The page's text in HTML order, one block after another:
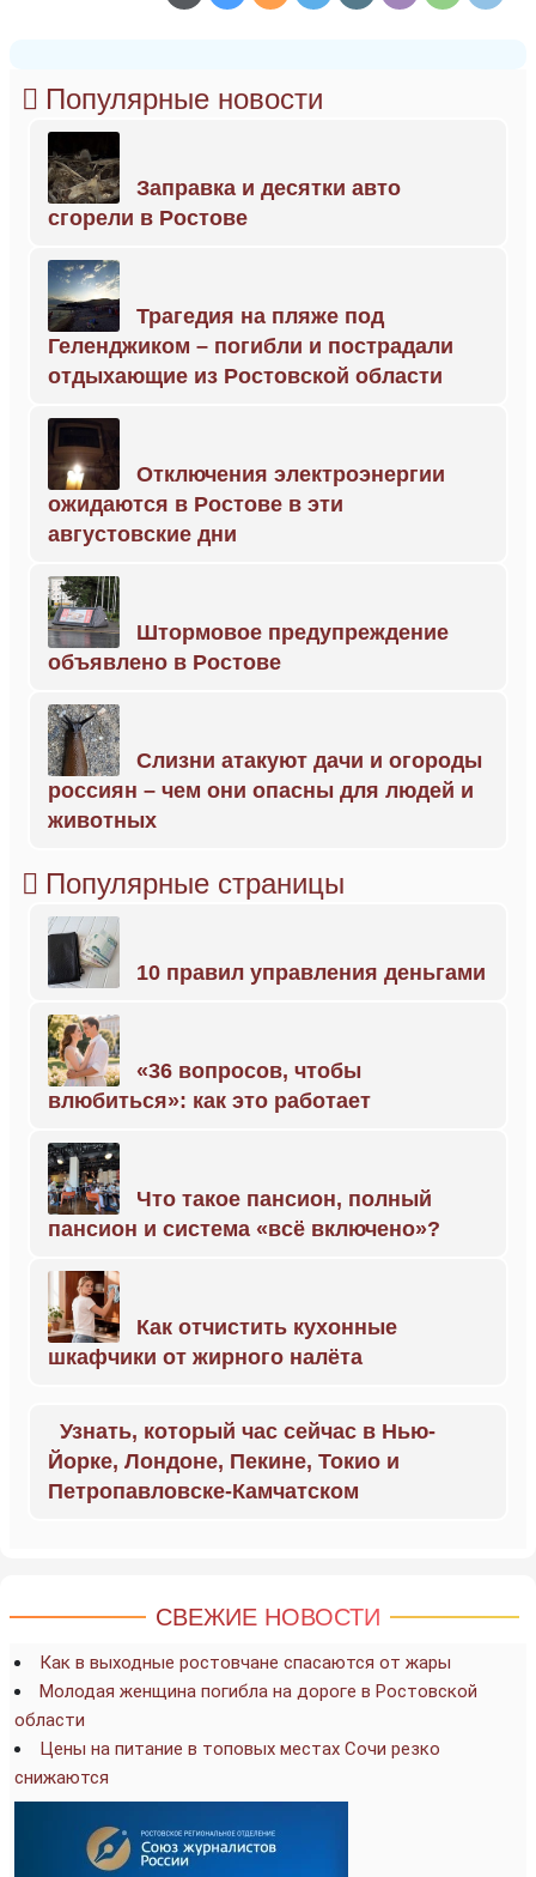
Популярные новости
Заправка и десятки авто
сгорели в Ростове
Трагедия на пляже под
Геленджиком – погибли и пострадали
отдыхающие из Ростовской области
Отключения электроэнергии
ожидаются в Ростове в эти
августовские дни
Штормовое предупреждение
объявлено в Ростове
Слизни атакуют дачи и огороды
россиян – чем они опасны для людей и
животных
Популярные страницы
10 правил управления деньгами
«36 вопросов, чтобы
влюбиться»: как это работает
Что такое пансион, полный
пансион и система «всё включено»?
Как отчистить кухонные
шкафчики от жирного налёта
Узнать, который час сейчас в Нью-
Йорке, Лондоне, Пекине, Токио и
Петропавловске-Камчатском
СВЕЖИЕ НОВОСТИ
Как в выходные ростовчане спасаются от жары
Молодая женщина погибла на дороге в Ростовской
области
Цены на питание в топовых местах Сочи резко
снижаются